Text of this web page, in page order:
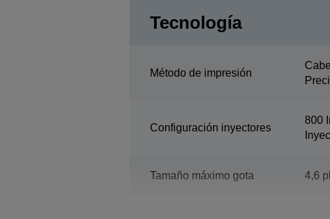
Tecnología
Método de impresión
Configuración inyectores
800
Tamaño máximo gota 4,6 pl